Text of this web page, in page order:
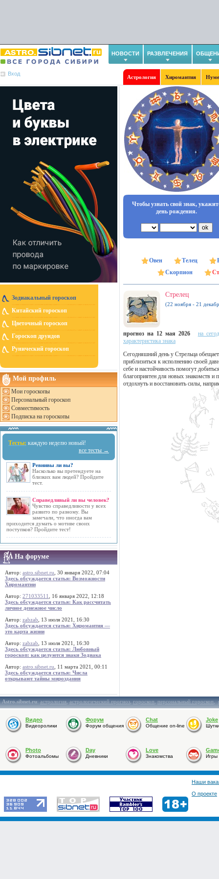
НОВОСТИ РАЗВЛЕЧЕНИЯ
Вход
Астрология Хиромантия
Зодиакальный гороскоп
Китайский гороскоп
Цветочный гороскоп
Гороскоп друидов
Рунический гороскоп
Мой профиль
Мои гороскопы
Персональный гороскоп
Совместимость
Подписка на гороскопы
Тесты: каждую неделю новый!
все тесты →
Ревнивы ли вы?
Насколько вы претендуете на
близких вам людей? Пройдите
тест.
Справедливый ли вы человек?
Чувство справедливости у всех
развито по разному. Вы
замечали, что иногда вам
приходится думать о мотиве своих
поступков? Пройдите тест!
На форуме
Автор: astro.sibnet.ru , 30 января 2022, 07:04
Здесь обсуждается статья: Возможности
Хиромантии
Автор: 271033511
, 16 января 2022, 12:18
Здесь обсуждается статья: Как рассчитать
личное денежное число
Автор: zabzab , 13 июля 2021, 16:30
Здесь обсуждается статья: Хиромантия —
это карта жизни
Автор: zabzab , 13 июля 2021, 16:30
Здесь обсуждается статья: Любовный
гороскоп: как целуются знаки Зодиака
Автор: astro.sibnet.ru , 11 марта 2021, 00:11
Здесь обсуждается статья: Числа
открывают тайны мироздания
Чтобы узнать свой знак,
день рождения.
Овен Телец
Скорпион
Стрелец
(22 ноября - 21
прогноз на 12 мая 2026
на
характеристика знака
Сегодняшний день у Стрельца
приблизиться к исполнению своей
себе и настойчивость помогут
благоприятен для новых знакомств и
отдохнуть и восстановить силы,
Astro.sibnet.ru:астрология,астрологический прогноз,гороскоп,персональный гороскоп,
Видео
Видеоролики
Форум
Форум общения
Chat
Общение on-line
Joke
Photo
Фотоальбомы
Day
Дневники
Love
Знакомства Игры
Наши
О проекте